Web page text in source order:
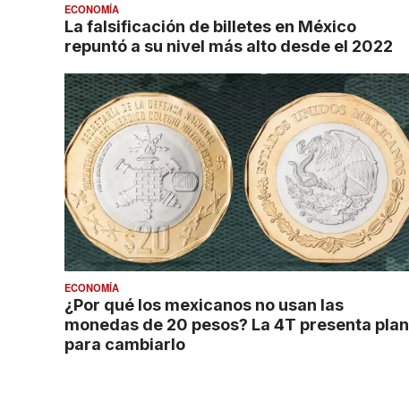
ECONOMÍA
La falsificación de billetes en México
repuntó a su nivel más alto desde el 2022
ECONOMÍA
¿Por qué los mexicanos no usan las
monedas de 20 pesos? La 4T presenta plan
para cambiarlo